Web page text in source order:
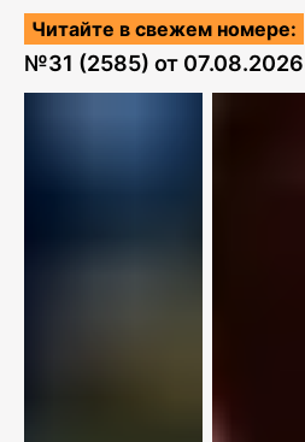
Читайте в свежем номере:
№31 (2585) от 07.08.2026